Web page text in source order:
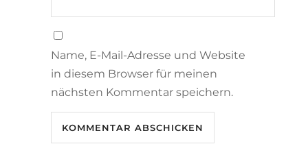
Name, E-Mail-Adresse und Website
in diesem Browser für meinen
nächsten Kommentar speichern.